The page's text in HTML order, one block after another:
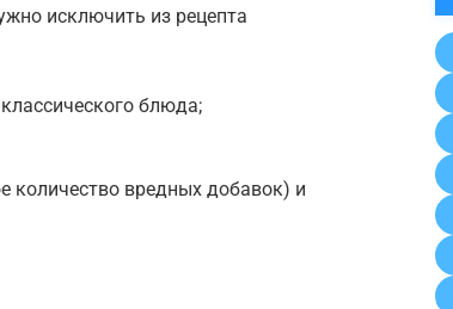
исключить из рецепта
блюда;
количество вредных добавок) и